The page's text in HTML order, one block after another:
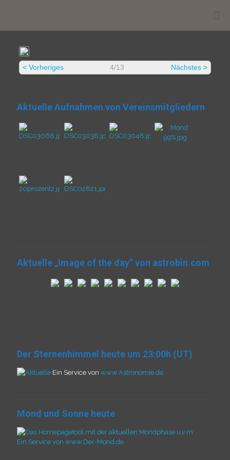
< Vorheriges 4/13 Nächstes >
Aktuelle Aufnahmen von Vereinsmitgliedern
Aktuelle „Image of the day“ von astrobin.com
Der Sternenhimmel heute um 23:00h (UT)
Ein Service von www.Astronomie.de
Mond und Sonne heute
Ein Service von www.Der-Mond.de